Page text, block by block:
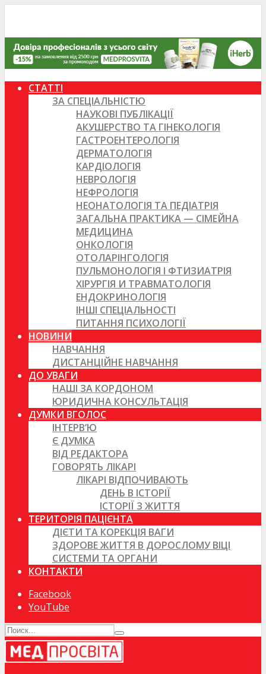
СТАТТІ
ЗА СПЕЦІАЛЬНІСТЮ
НАУКОВІ ПУБЛІКАЦІЇ
АКУШЕРСТВО ТА ГІНЕКОЛОГІЯ
ГАСТРОЕНТЕРОЛОГІЯ
ДЕРМАТОЛОГІЯ
КАРДІОЛОГІЯ
НЕВРОЛОГІЯ
НЕФРОЛОГІЯ
НЕОНАТОЛОГІЯ ТА ПЕДІАТРІЯ
ЗАГАЛЬНА ПРАКТИКА — СІМЕЙНА
МЕДИЦИНА
ОНКОЛОГІЯ
ОТОЛАРІНГОЛОГІЯ
ПУЛЬМОНОЛОГІЯ І ФТИЗИАТРІЯ
ХІРУРГІЯ И ТРАВМАТОЛОГІЯ
ЕНДОКРИНОЛОГІЯ
ІНШІ СПЕЦІАЛЬНОСТІ
ПИТАННЯ ПСИХОЛОГІЇ
НОВИНИ
НАВЧАННЯ
ДИСТАНЦІЙНЕ НАВЧАННЯ
ДО УВАГИ
НАШІ ЗА КОРДОНОМ
ЮРИДИЧНА КОНСУЛЬТАЦІЯ
ДУМКИ ВГОЛОС
ІНТЕРВ’Ю
Є ДУМКА
ВІД РЕДАКТОРА
ГОВОРЯТЬ ЛІКАРІ
ЛІКАРІ ВІДПОЧИВАЮТЬ
ДЕНЬ В ІСТОРІЇ
ІСТОРІЇ З ЖИТТЯ
ТЕРИТОРІЯ ПАЦІЄНТА
ДІЄТИ ТА КОРЕКЦІЯ ВАГИ
ЗДОРОВЕ ЖИТТЯ В ДОРОСЛОМУ ВІЦІ
СИСТЕМИ ТА ОРГАНИ
КОНТАКТИ
Facebook
YouTube